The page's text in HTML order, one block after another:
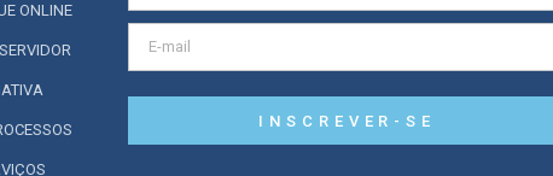
ONLINE
INSCREVER-SE